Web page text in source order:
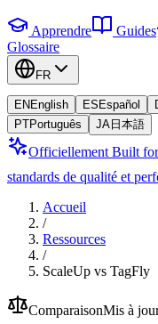
Apprendre Guides
Glossaire
FR
EN English ES Español
PTPortuguês JA 日本語
Officiellement Built
standards de qualité et
Accueil
/
Ressources
/
ScaleUp vs TagFly
ComparaisonMis à